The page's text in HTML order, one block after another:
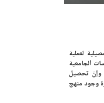
لعملية
الجامعية
وإنّ تحصيل
وجود منهج